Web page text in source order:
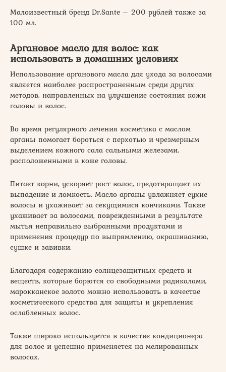
Малоизвестный бренд Dr.Sante – 200 рублей также за
100 мл.
Аргановое масло для волос: как
использовать в домашних условиях
Использование арганового масла для ухода за волосами
является наиболее распространенным среди других
методов, направленных на улучшение состояния кожи
головы и волос.
Во время регулярного лечения косметика с маслом
арганы помогает бороться с перхотью и чрезмерным
выделением кожного сала сальными железами,
расположенными в коже головы.
Питает корни, ускоряет рост волос, предотвращает их
выпадение и ломкость. Масло арганы увлажняет сухие
волосы и ухаживает за секущимися кончиками. Также
ухаживает за волосами, поврежденными в результате
мытья неправильно выбранными продуктами и
применения процедур по выпрямлению, окрашиванию,
сушке и завивки.
Благодаря содержанию солнцезащитных средств и
веществ, которые борются со свободными радикалами,
марокканское золото можно использовать в качестве
косметического средства для защиты и укрепления
ослабленных волос.
Также широко используется в качестве кондиционера
для волос и успешно применяется на мелированных
волосах.